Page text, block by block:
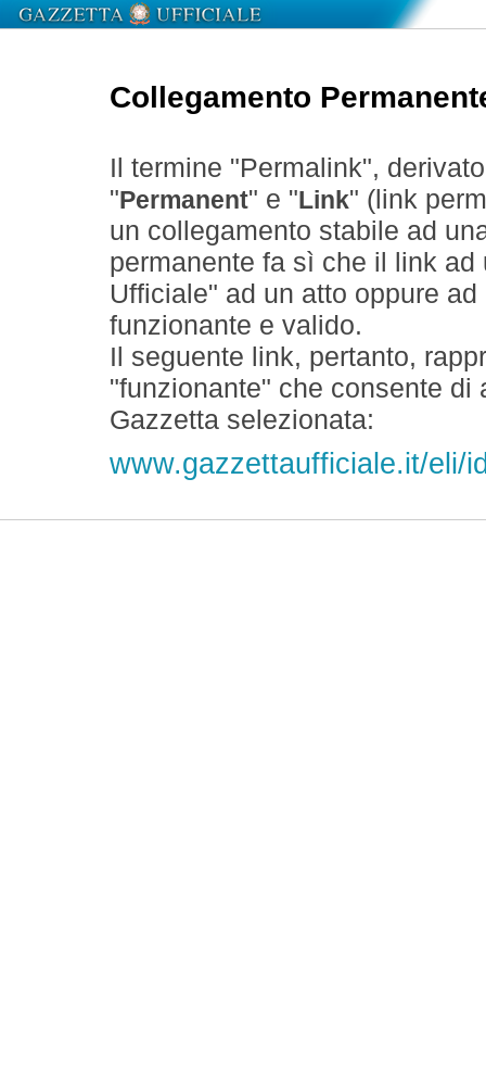
Collegamento
Il termine "Permalink",
" Permanent" e " Link" (link
un collegamento stabile ad
permanente fa sì che il link
Ufficiale" ad un atto oppure
funzionante e valido.
Il seguente link, pertanto,
"funzionante" che consente
Gazzetta selezionata:
www.gazzettaufficiale.it/eli/